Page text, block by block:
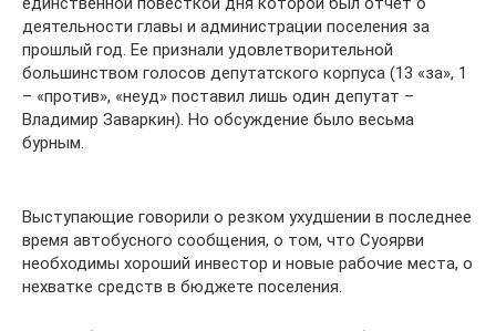
деятельности главы и администрации поселения за
прошлый год. Ее признали удовлетворительной
большинством голосов депутатского корпуса (13 «за», 1
– «против», «неуд» поставил лишь один депутат –
Владимир Заваркин). Но обсуждение было весьма
бурным.
Выступающие говорили о резком ухудшении в последнее
время автобусного сообщения, о том, что Суоярви
необходимы хороший инвестор и новые рабочие места, о
нехватке средств в бюджете поселения.